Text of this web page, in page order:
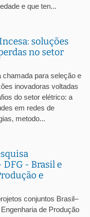
e que ten...
soluções
no setor
para seleção e
inovadoras voltadas
do setor elétrico: a
em redes de
metodo...
DFG - Brasil e
e
conjuntos Brasil–
de Produção